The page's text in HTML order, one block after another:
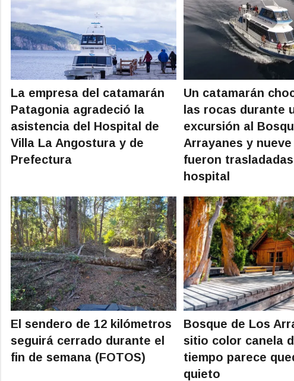
La empresa del catamarán
Patagonia agradeció la
asistencia del Hospital de
Villa La Angostura y de
Prefectura
Un catamarán
las rocas durante
excursión al
Arrayanes y
fueron trasladadas
hospital
El sendero de 12 kilómetros
seguirá cerrado durante el
fin de semana (FOTOS)
Bosque de Los
sitio color canela
tiempo parece
quieto